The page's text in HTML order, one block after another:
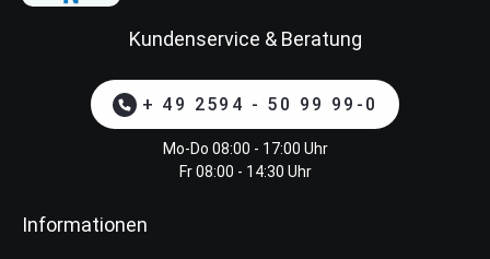
Kundenservice & Beratung
+ 49 2594 - 50 99 99-0
Mo-Do 08:00 - 17:00 Uhr
Fr 08:00 - 14:30 Uhr
Informationen